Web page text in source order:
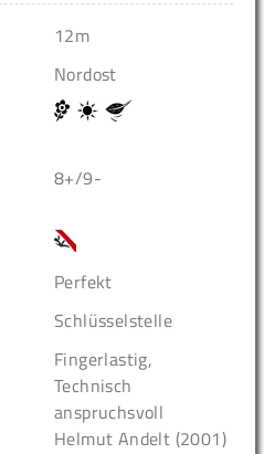
12m
Nordost
8+/9-
Perfekt
Schlüsselstelle
Fingerlastig,
Technisch
anspruchsvoll
Helmut Andelt (2001)